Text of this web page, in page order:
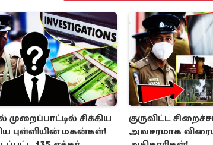
சிக்கிய
புள்ளியின் மகன்கள்!
குருவிட்ட
அவசரமாக